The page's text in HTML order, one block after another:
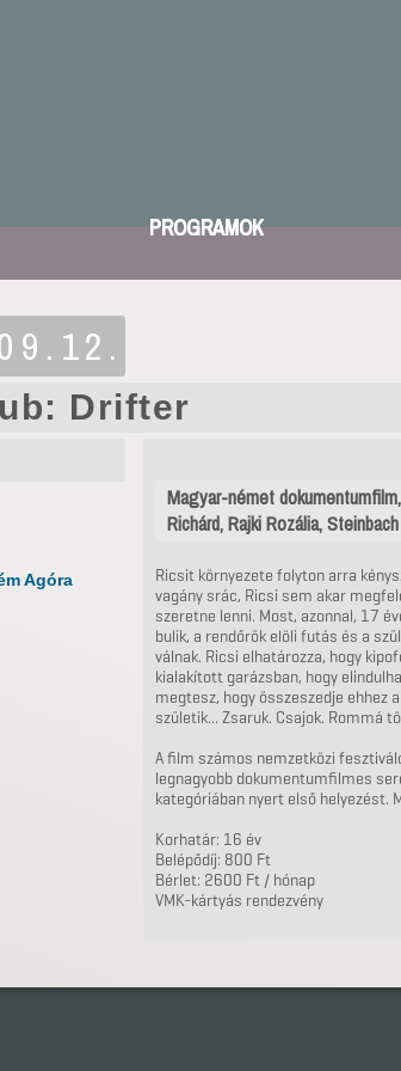
PROGRAMOK
Drifter
Magyar-német
Richárd, Rajki Rozália,
Ricsit környezete folyton arra
vagány srác, Ricsi sem akar
szeretne lenni. Most, azonnal, 17
bulik, a rendőrök elöli futás és a
válnak. Ricsi elhatározza, hogy
kialakított garázsban, hogy
megtesz, hogy összeszedje ehhez
születik... Zsaruk. Csajok. Rommá
A film számos nemzetközi
legnagyobb dokumentumfilmes
kategóriában nyert első helyezést.
Korhatár: 16 év
Belépődíj: 800 Ft
Bérlet: 2600 Ft / hónap
VMK-kártyás rendezvény
Agóra